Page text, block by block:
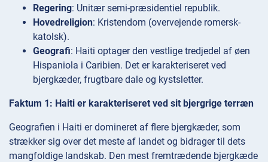
Regering: Unitær semi-præsidentiel republik.
Hovedreligion: Kristendom (overvejende romersk-
katolsk).
Geografi: Haiti optager den vestlige tredjedel af øen
Hispaniola i Caribien. Det er karakteriseret ved
bjergkæder, frugtbare dale og kystsletter.
Faktum 1: Haiti er karakteriseret ved sit bjergrige terræn
Geografien i Haiti er domineret af flere bjergkæder, som
strækker sig over det meste af landet og bidrager til dets
mangfoldige landskab. Den mest fremtrædende bjergkæde